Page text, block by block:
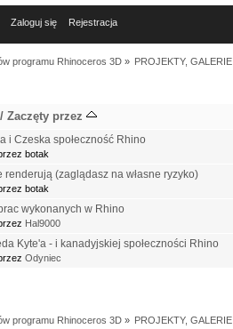
Zaloguj się Rejestracja
programu Rhinoceros 3D» PROJEKTY,
/Zaczęty przez
i Czeska społeczność Rhino
botak
renderują (zaglądasz na własne ryzyko)
botak
wykonanych w Rhino
Hal9000
Kyte'a - i kanadyjskiej społeczności Rhino
Odyniec
programu Rhinoceros 3D» PROJEKTY,